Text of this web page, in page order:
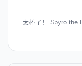
太棒了！ Spyro the